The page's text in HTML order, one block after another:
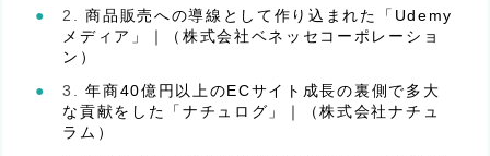
商品販売への導線として作り込まれた「Udemy
メディア」｜（株式会社ベネッセコーポレーショ
ン）
年商40億円以上のECサイト成長の裏側で多大
な貢献をした「ナチュログ」｜（株式会社ナチュ
ラム）